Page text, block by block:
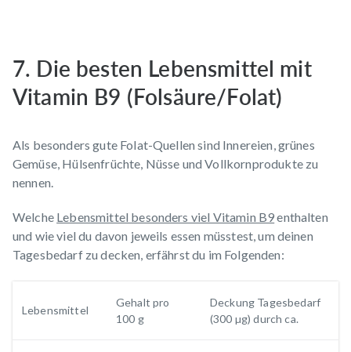
7. Die besten Lebensmittel mit
Vitamin B9 (Folsäure/Folat)
Als besonders gute Folat-Quellen sind Innereien, grünes
Gemüse, Hülsenfrüchte, Nüsse und Vollkornprodukte zu
nennen.
Welche Lebensmittel besonders viel Vitamin B9enthalten
und wie viel du davon jeweils essen müsstest, um deinen
Tagesbedarf zu decken, erfährst du im Folgenden:
Lebensmittel
Gehalt pro
100 g
Deckung Tagesbedarf
(300 µg) durch ca.